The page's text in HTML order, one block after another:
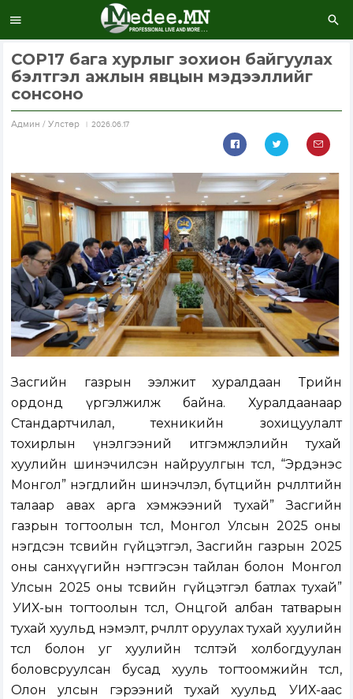
СОР17 бага хурлыг зохион байгуулах
бэлтгэл ажлын явцын мэдээллийг
сонсоно
Aдмин / Улстөр 2026.06.17
Засгийн газрын ээлжит хуралдаан Төрийн
ордонд үргэлжилж байна. Хуралдаанаар
Стандартчилал, техникийн зохицуулалт
тохирлын үнэлгээний итгэмжлэлийн тухай
хуулийн шинэчилсэн найруулгын төсөл, “Эрдэнэс
Монгол” нэгдлийн шинэчлэл, бүтцийн өөрчлөлтийн
талаар авах арга хэмжээний тухай” Засгийн
газрын тогтоолын төсөл, Монгол Улсын 2025 оны
нэгдсэн төсвийн гүйцэтгэл, Засгийн газрын 2025
оны санхүүгийн нэгтгэсэн тайлан болон Монгол
Улсын 2025 оны төсвийн гүйцэтгэл батлах тухай”
УИХ-ын тогтоолын төсөл, Онцгой албан татварын
тухай хуульд нэмэлт, өөрчлөлт оруулах тухай хуулийн
төсөл болон уг хуулийн төсөлтэй холбогдуулан
боловсруулсан бусад хууль тогтоомжийн төсөл,
Олон улсын гэрээний тухай хуульд УИХ-аас